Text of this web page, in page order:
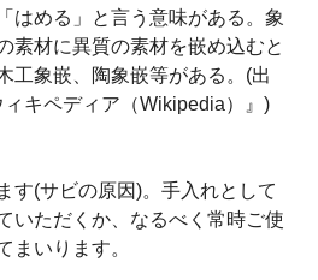
はめる」と言う意味がある。象
素材に異質の素材を嵌め込むと
工象嵌、陶象嵌等がある。(出
キペディア（Wikipedia）』)
す(サビの原因)。手入れとして
いただくか、なるべく常時ご使
まいります。